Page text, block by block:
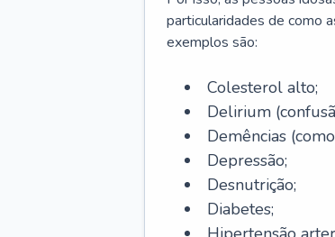
particularidades de como
exemplos são:
Colesterol alto;
Delirium
Demências
Depressão;
Desnutrição;
Diabetes;